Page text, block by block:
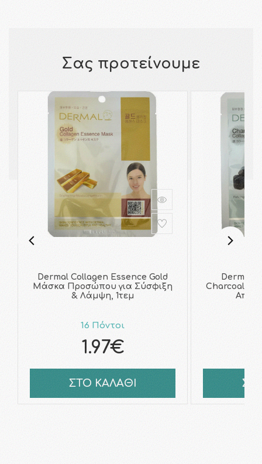
Σας προτείνουμε
Dermal Collagen Essence Gold
Μάσκα Προσώπου για Σύσφιξη
& Λάμψη, 1τεμ
16 Πόντοι
1.97€
ΣΤΟ ΚΑΛΑΘΙ
Dermal
Charcoal